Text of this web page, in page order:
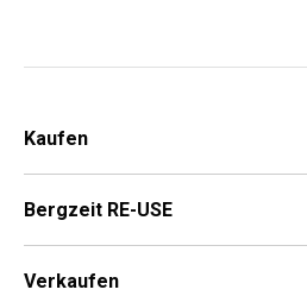
Kaufen
Bergzeit RE-USE
Verkaufen